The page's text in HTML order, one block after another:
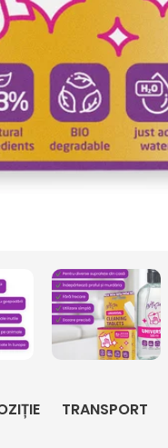
TRANSPORT